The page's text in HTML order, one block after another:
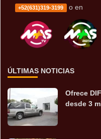
+52(631)319-3199 o en
ÚLTIMAS NOTICIAS
Ofrece
desde 3